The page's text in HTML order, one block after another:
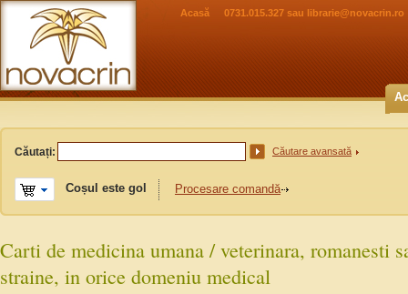
Acasă 0731.015.327 sau librarie@novacrin.ro
Căutați: Căutare avansată
Coșul este gol Procesare comandă
Carti de medicina umana / veterinara, romanesti
straine, in orice domeniu medical